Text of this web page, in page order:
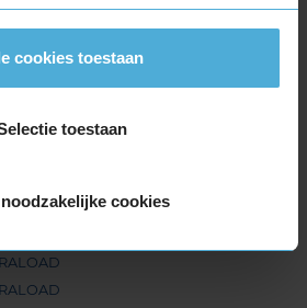
cookies toestaan
toestaan
cookies